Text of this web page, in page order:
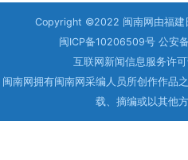
Copyright ©2022 闽南网由福建
闽ICP备10206509号 公安
互联网新闻信息服务许
闽南网拥有闽南网采编人员所创作作品
载、摘编或以其他